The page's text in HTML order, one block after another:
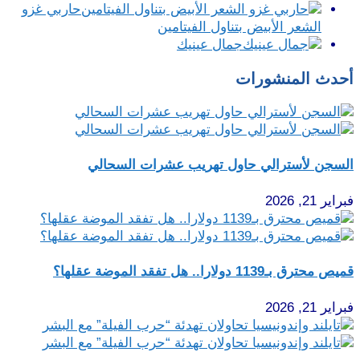
حاربي غزو
الشعر الأبيض بتناول الفيتامين
جمال عينيك
أحدث المنشورات
السجن لأسترالي حاول تهريب عشرات السحالي
فبراير 21, 2026
قميص محترق بـ1139 دولارا.. هل تفقد الموضة عقلها؟
فبراير 21, 2026